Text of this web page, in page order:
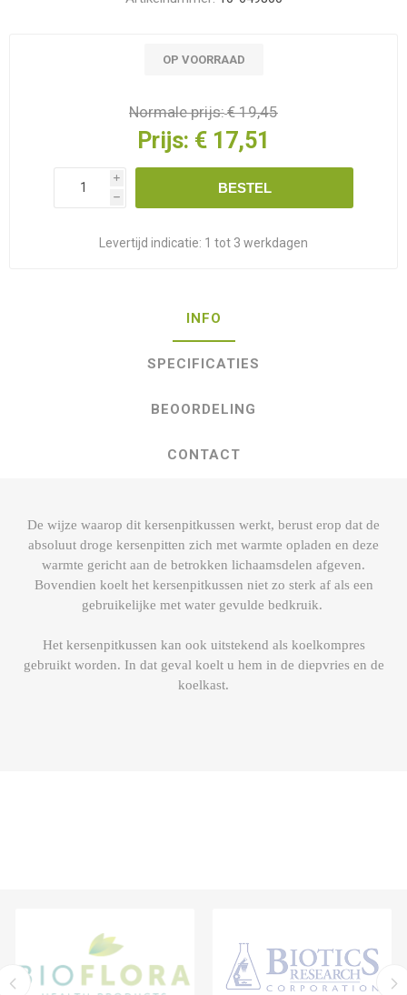
OP VOORRAAD
Normale prijs:€ 19,45
Prijs: € 17,51
i
h
BESTEL
Levertijd indicatie: 1 tot 3 werkdagen
INFO
SPECIFICATIES
BEOORDELING
CONTACT
De wijze waarop dit kersenpitkussen werkt, berust erop dat de
absoluut droge kersenpitten zich met warmte opladen en deze
warmte gericht aan de betrokken lichaamsdelen afgeven.
Bovendien koelt het kersenpitkussen niet zo sterk af als een
gebruikelijke met water gevulde bedkruik.
Het kersenpitkussen kan ook uitstekend als koelkompres
gebruikt worden. In dat geval koelt u hem in de diepvries en de
koelkast.